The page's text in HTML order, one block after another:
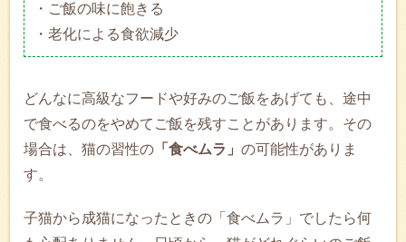
・ご飯の味に飽きる
・老化による食欲減少
どんなに高級なフードや好みのご飯をあげても、途中
で食べるのをやめてご飯を残すことがあります。その
場合は、猫の習性の 「食べムラ」 の可能性がありま
す。
子猫から成猫になったときの「食べムラ」でしたら何